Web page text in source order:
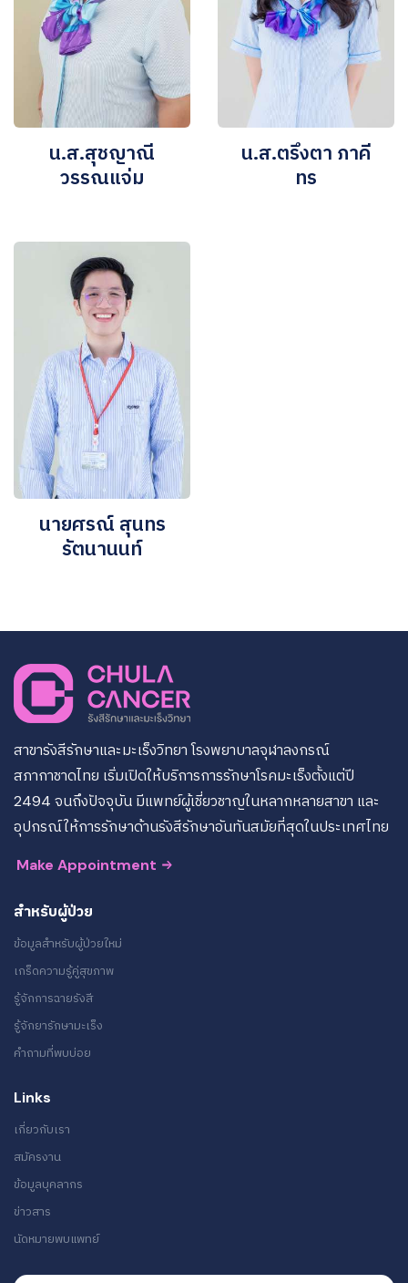
น.ส.สุชญาณี
วรรณแจ่ม
น.ส.ตรึงตา ภาคี
ทร
นายศรณ์ สุนทร
รัตนานนท์
สาขารังสีรักษาและมะเร็งวิทยา โรงพยาบาลจุฬาลงกรณ์
สภากาชาดไทย เริ่มเปิดให้บริการการรักษาโรคมะเร็งตั้งแต่ปี
2494 จนถึงปัจจุบัน มีแพทย์ผู้เชี่ยวชาญในหลากหลายสาขา และ
อุปกรณ์ให้การรักษาด้านรังสีรักษาอันทันสมัยที่สุดในประเทศไทย
Make Appointment
สำหรับผู้ป่วย
ข้อมูลสำหรับผู้ป่วยใหม่
เกร็ดความรู้คู่สุขภาพ
รู้จักการฉายรังสี
รู้จักยารักษามะเร็ง
คำถามที่พบบ่อย
Links
เกี่ยวกับเรา
สมัครงาน
ข้อมูลบุคลากร
ข่าวสาร
นัดหมายพบแพทย์